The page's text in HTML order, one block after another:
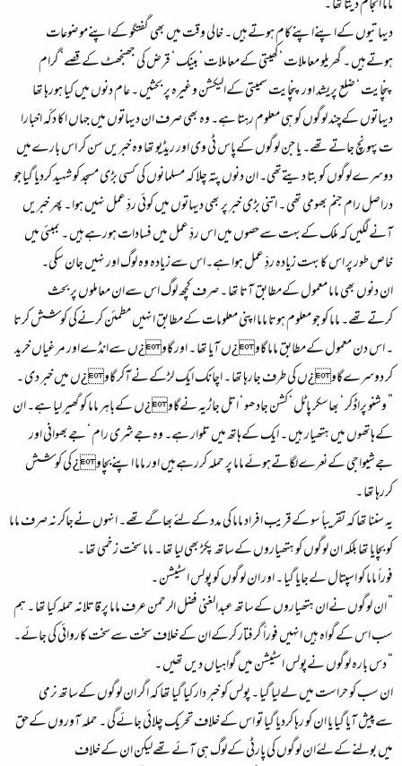
ماما انجام دیتا تھا ۔
دیہاتیوں کےاپنےاپنےکام ہوتےہیں ۔ خالی وقت میں بھی گفتگو کےاپنےموضوعات
ہوتےہیں ۔ گھریلو معاملات ‘ کھیتی کےمعاملات ‘ بینک ‘ قرض کی جھنجھٹ کےقصے‘ گرام
پنچایت ‘ ضلع پریشد اور پنچایت سمیتی کےالیکشن وغیرہ پر بحثیں ۔ عام دنوں میں کیا ہورہا تھا
دیہاتوں کےچند لوگوں کو ہی معلوم رہتا ہے۔ وہ بھی صرف ان دیہاتوں میں جہاں اکا دکّہ اخبارا
ت پہونچ جاتےتھے۔ یا جن لوگوں کےپاس ٹی وی اور ریڈیو تھا وہ خبریں سن کر اس بارےمیں
دوسرےلوگوں کو بتا دیتےتھی۔ ان دنوں پتہ چلا کہ مسلمانوں کی کسی بڑی مسجد کو شہید کردیا گیا جو
دراصل رام جنم بھومی تھی ۔ اتنی بڑی خبر پر بھی دیہاتوں میں کوئی ردِّ عمل نہیں ہوا ۔ پھر خبریں
آنےلگیں کہ ملک کےبہت سےحصوں میں اس ردِّ عمل میں فسادات ہورہےہیں ۔ بمبئی میں
خاص طور پر اس کا بہت زیادہ ردِّ عمل ہوا ہے۔اس سےزیادہ وہ لوگ اور نہیں جان سکی۔
ان دنوں بھی ماما معمول کےمطابق آتا تھا ۔ صرف کچھ لوگ اس سےان معاملوں پر بحث
کرتےتھے۔ ماما کو جو معلوم ہوتا ماما اپنی معلومات کےمطابق انہیں مطمئن کرنےکی کوشش کرتا
۔ اس دن معمول کےمطابق ماما گاو¿ں آیا تھا ۔ اور گاو¿ں سےانڈےاور مرغیاں خرید
کر دوسرےگاو¿ں کی طرف جارہا تھا ۔ اچانک ایک لڑکےنےآکر گاو¿ں میں خبر دی ۔
” وشنو پراڈکر ‘ بھاسکر پاٹل ‘ کشن جادھو ‘ اتل جاڑیہ نےگاو¿ں کےباہر ماما کو گھیر لیا ہے۔ ان
کےہاتھوں میں ہتھیار ہیں ۔ ایک کےہاتھ میں تلوار ہے۔ وہ جےشری رام ‘ جےبھوانی اور
جےشیواجی کےنعرےلگاتےہوئےماما پر حملہ کررہےہیں اور ماما اپنےبچاو¿ کی کوشش
کررہا تھا ۔
یہ سننا تھا کہ تقریباً سو کےقریب افراد ماما کی مدد کےلئےبھاگےتھے۔ انہوں نےجاکر نہ صرف ماما
کو بچایا تھا بلکہ ان لوگوں کو ہتھیاروں کےساتھ پکڑ بھی لیا تھا ۔ ماما سخت زخمی تھا ۔
فوراً ماما کو اسپتال لےجایا گیا ۔ اور ان لوگوں کو پولس اسٹیشن ۔
” ان لوگوں نےان ہتھیاروں کےساتھ عبدالغنی فضل الرحمن عرف ماما پر قاتلانہ حملہ کیا تھا ۔ ہم
سب اس کےگواہ ہیں انہیں فوراً گرفتار کرکےان کےخلاف سخت سےسخت کاروائی کی جائے۔
“ دس بارہ لوگوں نےپولس اسٹیشن میں گواہیاں دیں تھیں ۔
ان سب کو حراست میں لےلیا گیا ۔ پولس کو خبر دار کیا گیا تھا کہ اگر ان لوگوں کےساتھ نرمی
سےپیش آیا گیا یا ان کو رہا کردیا گیا تو اس کےخلاف تحریک چلائی جائےگی ۔ حملہ آوروں کےحق
میں بولنےکےلئےان لوگوں کی پارٹی کےلوگ ہی آئےتھےلیکن ان کےخلاف